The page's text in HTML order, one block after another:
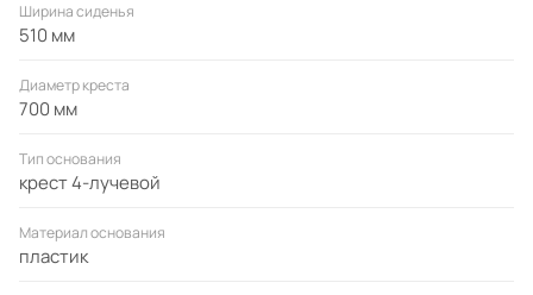
Ширина сиденья
510 мм
Диаметр креста
700 мм
Тип основания
крест 4-лучевой
Материал основания
пластик